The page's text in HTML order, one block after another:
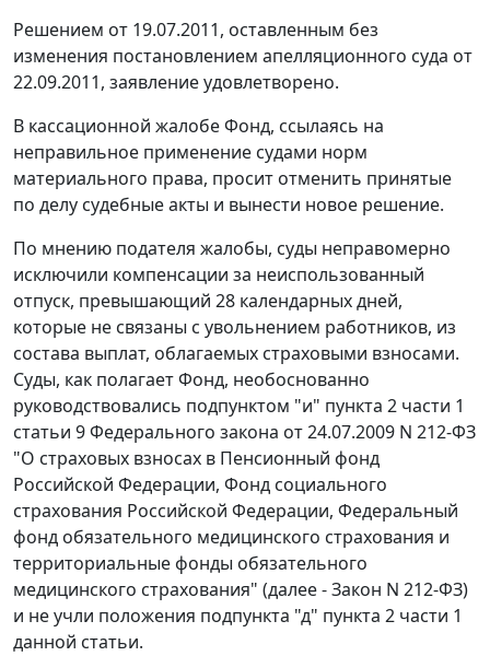
Решением от 19.07.2011, оставленным без
изменения постановлением апелляционного суда от
22.09.2011, заявление удовлетворено.
В кассационной жалобе Фонд, ссылаясь на
неправильное применение судами норм
материального права, просит отменить принятые
по делу судебные акты и вынести новое решение.
По мнению подателя жалобы, суды неправомерно
исключили компенсации за неиспользованный
отпуск, превышающий 28 календарных дней,
которые не связаны с увольнением работников, из
состава выплат, облагаемых страховыми взносами.
Суды, как полагает Фонд, необоснованно
руководствовались подпунктом "и" пункта 2 части 1
статьи 9Федерального закона от 24.07.2009 N 212-ФЗ
"О страховых взносах в Пенсионный фонд
Российской Федерации, Фонд социального
страхования Российской Федерации, Федеральный
фонд обязательного медицинского страхования и
территориальные фонды обязательного
медицинского страхования" (далее - Закон N 212-ФЗ)
и не учли положения подпункта "д" пункта 2 части 1
данной статьи.